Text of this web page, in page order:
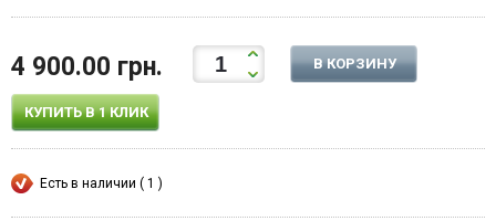
4 900.00 грн. В КОРЗИНУ
КУПИТЬ В 1 КЛИК
Есть в наличии ( 1 )